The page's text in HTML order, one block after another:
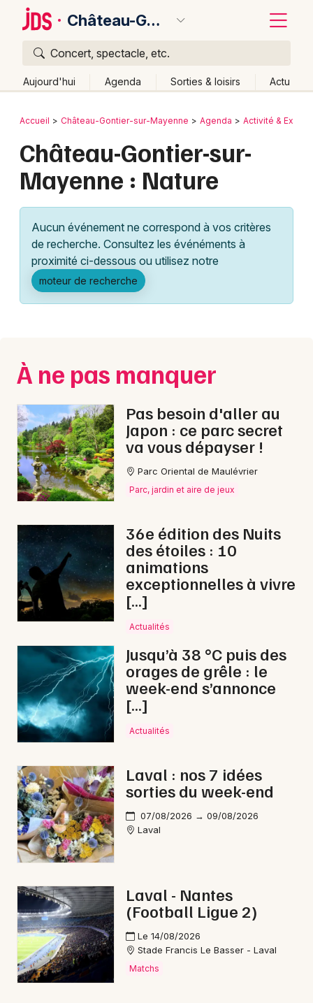
Château-Gontier-sur-Mayenne
Concert, spectacle, etc.
Aujourd'hui Agenda Sorties & loisirs Actu
Publier un événement
Grands événements
Activité & Expérience
Manifestations
Foires & salons
Concerts
Sports
Soirées
Sorties famille
Sorties & loisirs
Nature en Mayenne
Nature dans les Pays de la Loire
Newsletter des sorties
Artistes en tournée
Magazine à Château-Gontier-sur-Mayenne
Choisir mes départements
Bordeaux
Colmar
Lille
Lyon
Marseille
Mulhouse
Nice
Paris
Strasbourg
Toulouse
Toutes les villes
Retour
Accueil Château-Gontier-sur-Mayenne Agenda Activité &
Château-Gontier-sur-
Mayenne : Nature
Aucun événement ne correspond à vos critères
de recherche. Consultez les événéments à
proximité ci-dessous ou utilisez notre
moteur de recherche
À ne pas manquer
Pas besoin d'aller au
Japon : ce parc secret
va vous dépayser !
Parc Oriental de Maulévrier
Parc, jardin et aire de jeux
36e édition des Nuits
des étoiles : 10
animations
exceptionnelles à vivre
[…]
Actualités
Jusqu’à 38 °C puis des
orages de grêle : le
week-end s’annonce
[…]
Actualités
Laval : nos 7 idées
sorties du week-end
07/08/2026 → 09/08/2026
Laval
Laval - Nantes
(Football Ligue 2)
Le 14/08/2026
Stade Francis Le Basser - Laval
Matchs
Quoi ?
Où ?
Mayenne (53)
Pays de la Loire Partout
Près de moi
Changer de lieu
Aujourd'hui
Demain Ce week-end Autre